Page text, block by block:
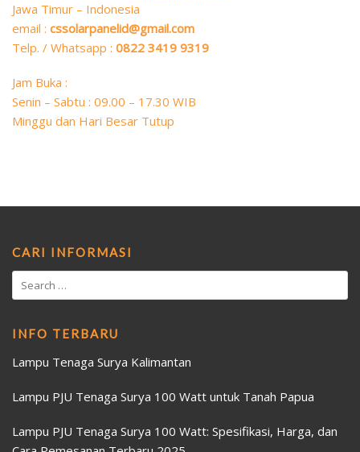
Jawa Timur – Indonesia
email : cssolarpanelid@gmail.com
Telp. / Whatsapp : 0822 3419 9319
Jam Buka :
Senin – Sabtu : 09.00 – 17.30 WIB
Minggu dan Hari Besar Tutup
CARI INFORMASI
INFO TERBARU
Lampu Tenaga Surya Kalimantan
Lampu PJU Tenaga Surya 100 Watt untuk Tanah Papua
Lampu PJU Tenaga Surya 100 Watt: Spesifikasi, Harga, dan